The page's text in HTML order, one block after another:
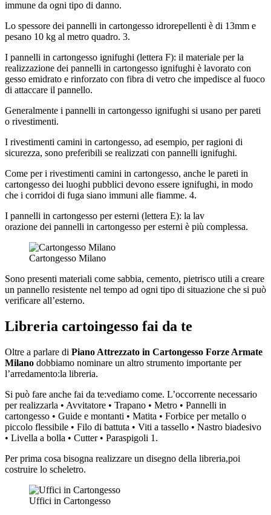
immune da ogni tipo di danno.
Lo spessore dei pannelli in cartongesso idrorepellenti è di 13mm e
pesano 10 kg al metro quadro. 3.
I pannelli in cartongesso ignifughi (lettera F): il materiale per la
realizzazione dei pannelli in cartongesso ignifughi è lavorato con
gesso emidrato e rinforzato con fibra di vetro che impedisce al fuoco
di attaccare il pannello.
Generalmente i pannelli in cartongesso ignifughi si usano per pareti
o rivestimenti.
I rivestimenti camini in cartongesso, ad esempio, per ragioni di
sicurezza, sono preferibili se realizzati con pannelli ignifughi.
Come per i rivestimenti camini in cartongesso, anche le pareti in
cartongesso dei luoghi pubblici devono essere ignifughi, in modo
che i corridoi di fuga siano immuni alle fiamme. 4.
I pannelli in cartongesso per esterni (lettera E): la lav
orazione dei pannelli in cartongesso per esterni è più complessa.
Cartongesso Milano
Sono presenti materiali come sabbia, cemento, pietrisco utili a creare
un pannello resistente nel tempo ad ogni tipo di situazione che si può
verificare all’esterno.
Libreria cartoingesso fai da te
Oltre a parlare di Piano Attrezzato in Cartongesso Forze Armate
Milano dobbiamo nominare un altro strumento importante per
l’arredamento:la libreria.
Si può fare anche fai da te:vediamo come. L’occorrente necessario
per realizzarla • Avvitatore • Trapano • Metro • Pannelli in
cartongesso • Guide e montanti • Matita • Forbice per metallo o
piccolo flessibile • Filo di battuta • Viti a tassello • Nastro biadesivo
• Livella a bolla • Cutter • Paraspigoli 1.
Per prima cosa bisogna realizzare un disegno della libreria,poi
costruire lo scheletro.
Uffici in Cartongesso